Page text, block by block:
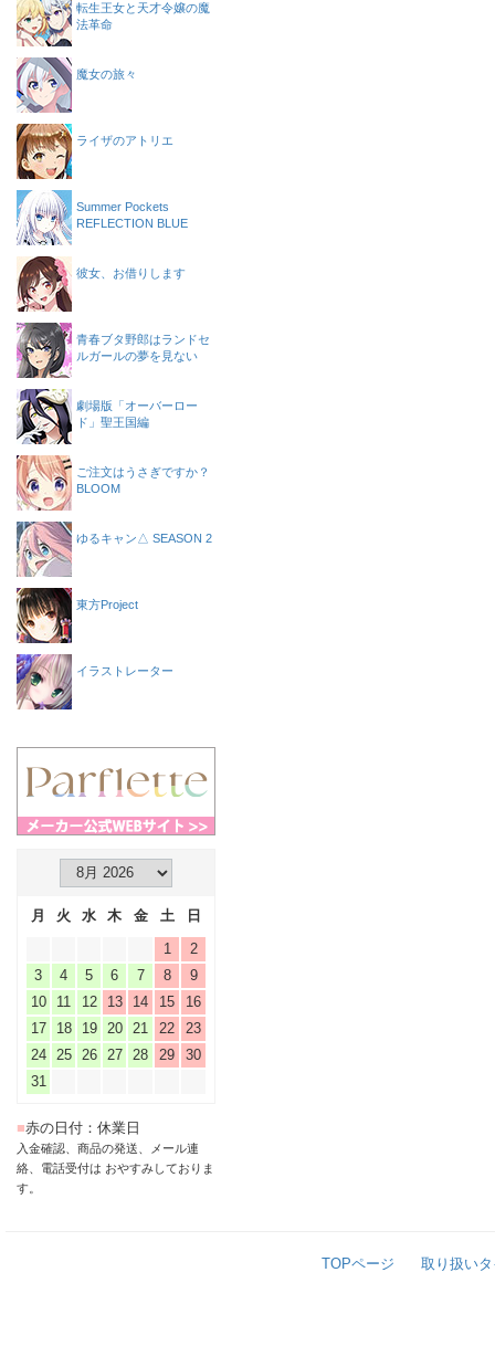
転生王女と天才令嬢の魔
法革命
魔女の旅々
ライザのアトリエ
Summer Pockets
REFLECTION BLUE
彼女、お借りします
青春ブタ野郎はランドセ
ルガールの夢を見ない
劇場版「オーバーロー
ド」聖王国編
ご注文はうさぎですか？
BLOOM
ゆるキャン△ SEASON 2
東方Project
イラストレーター
月 火 水 木 金 土
日
1
2
3
4 5 6 7 8
9
10
11 12 13 14 15
16
17
18 19 20 21 22
23
24
25 26 27 28 29
30
31
■赤の日付：休業日
入金確認、商品の発送、メール連
絡、電話受付は おやすみしておりま
す。
TOPページ 取り扱い